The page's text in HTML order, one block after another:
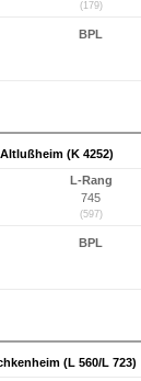
(179)
BPL
(K 4252)
L-Rang
745
(597)
BPL
(L 560/L 723)